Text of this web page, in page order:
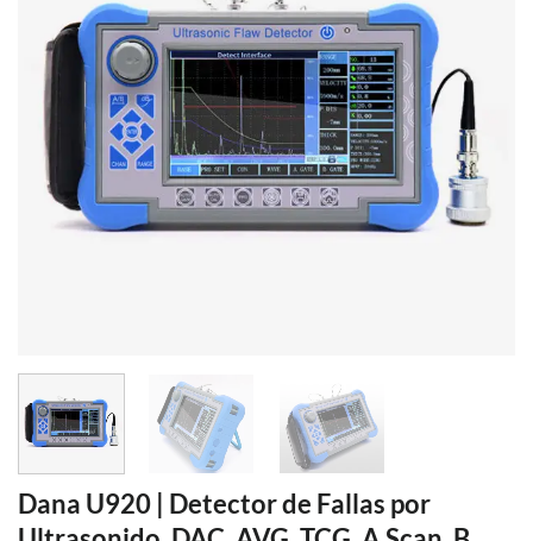
Dana U920 | Detector de Fallas por